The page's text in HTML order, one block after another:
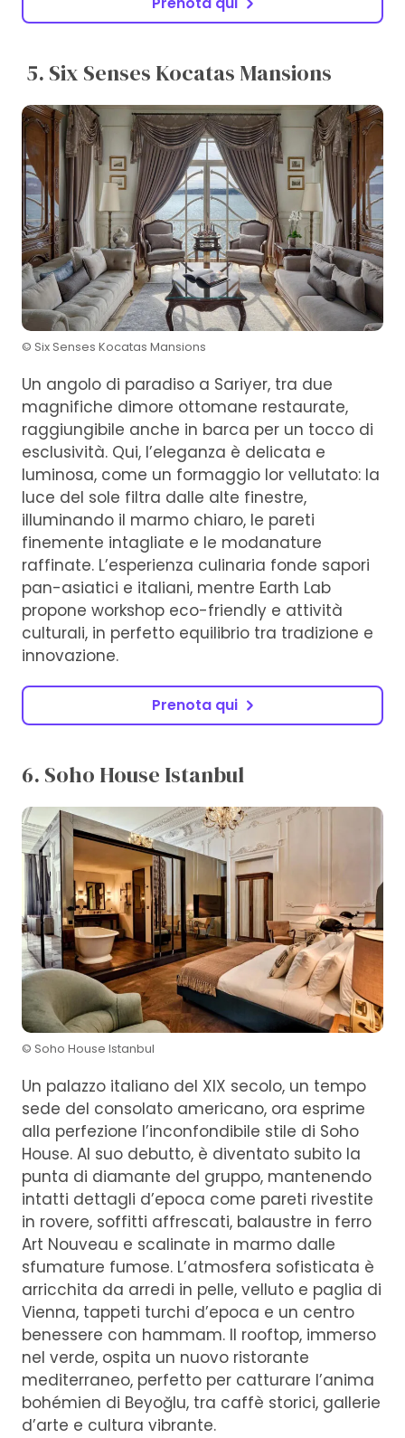
5. Six Senses Kocatas Mansions
© Six Senses Kocatas Mansions
Un angolo di paradiso a Sariyer, tra due
magnifiche dimore ottomane restaurate,
raggiungibile anche in barca per un tocco di
esclusività. Qui, l’eleganza è delicata e
luminosa, come un formaggio lor vellutato: la
luce del sole filtra dalle alte finestre,
illuminando il marmo chiaro, le pareti
finemente intagliate e le modanature
raffinate. L’esperienza culinaria fonde sapori
pan-asiatici e italiani, mentre Earth Lab
propone workshop eco-friendly e attività
culturali, in perfetto equilibrio tra tradizione e
innovazione.
Prenota qui
6. Soho House Istanbul
© Soho House Istanbul
Un palazzo italiano del XIX secolo, un tempo
sede del consolato americano, ora esprime
alla perfezione l’inconfondibile stile di Soho
House. Al suo debutto, è diventato subito la
punta di diamante del gruppo, mantenendo
intatti dettagli d’epoca come pareti rivestite
in rovere, soffitti affrescati, balaustre in ferro
Art Nouveau e scalinate in marmo dalle
sfumature fumose. L’atmosfera sofisticata è
arricchita da arredi in pelle, velluto e paglia di
Vienna, tappeti turchi d’epoca e un centro
benessere con hammam. Il rooftop, immerso
nel verde, ospita un nuovo ristorante
mediterraneo, perfetto per catturare l’anima
bohémien di Beyoğlu, tra caffè storici, gallerie
d’arte e cultura vibrante.